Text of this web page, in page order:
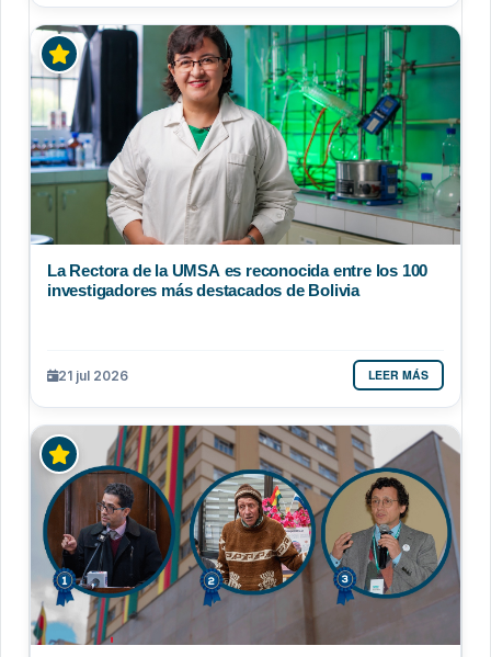
La Rectora de la UMSA es reconocida entre los 100
investigadores más destacados de Bolivia
21 jul 2026 LEER MÁS